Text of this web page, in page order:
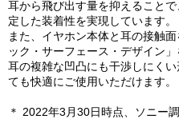
耳から飛び出す量を抑えること
定した装着性を実現しています。
また、イヤホン本体と耳の接触
ック・サーフェース・デザイン」
耳の複雑な凹凸にも干渉しにく
ても快適にご使用いただけます。
＊ 2022年3月30日時点、ソニー